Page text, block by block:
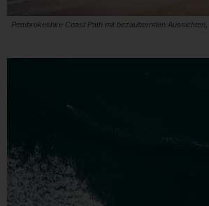
Pembrokeshire Coast Path mit bezaubernden